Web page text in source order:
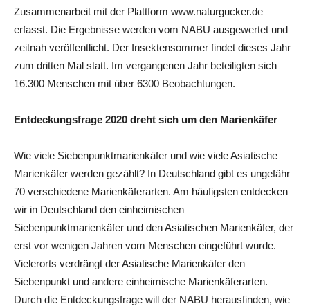
Zusammenarbeit mit der Plattform www.naturgucker.de
erfasst. Die Ergebnisse werden vom NABU ausgewertet und
zeitnah veröffentlicht. Der Insektensommer findet dieses Jahr
zum dritten Mal statt. Im vergangenen Jahr beteiligten sich
16.300 Menschen mit über 6300 Beobachtungen.
Entdeckungsfrage 2020 dreht sich um den Marienkäfer
Wie viele Siebenpunktmarienkäfer und wie viele Asiatische
Marienkäfer werden gezählt? In Deutschland gibt es ungefähr
70 verschiedene Marienkäferarten. Am häufigsten entdecken
wir in Deutschland den einheimischen
Siebenpunktmarienkäfer und den Asiatischen Marienkäfer, der
erst vor wenigen Jahren vom Menschen eingeführt wurde.
Vielerorts verdrängt der Asiatische Marienkäfer den
Siebenpunkt und andere einheimische Marienkäferarten.
Durch die Entdeckungsfrage will der NABU herausfinden, wie